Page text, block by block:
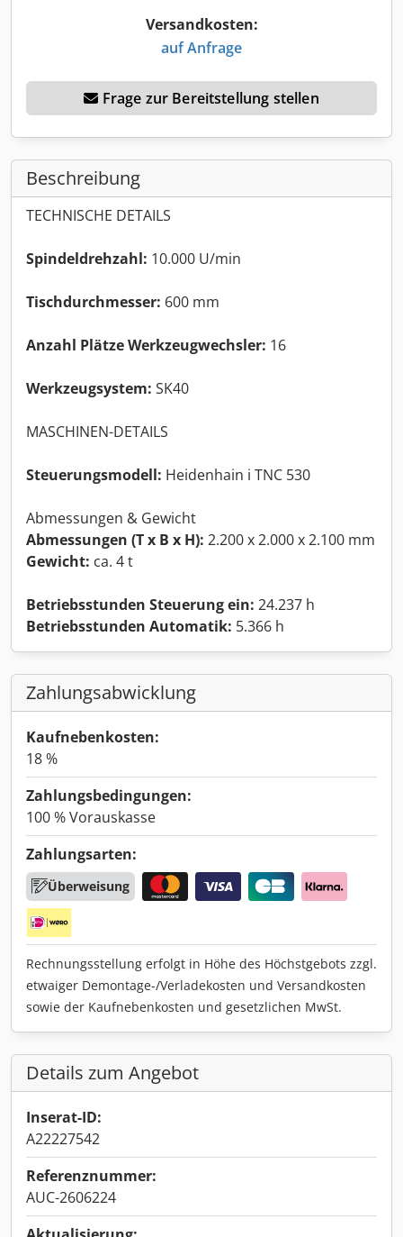
Versandkosten:
auf Anfrage
Frage zur Bereitstellung stellen
Beschreibung
TECHNISCHE DETAILS
Spindeldrehzahl: 10.000 U/min
Tischdurchmesser: 600 mm
Anzahl Plätze Werkzeugwechsler: 16
Werkzeugsystem: SK40
MASCHINEN-DETAILS
Steuerungsmodell: Heidenhain i TNC 530
Abmessungen & Gewicht
Abmessungen (T x B x H): 2.200 x 2.000 x 2.100 mm
Gewicht: ca. 4 t
Betriebsstunden Steuerung ein: 24.237 h
Betriebsstunden Automatik: 5.366 h
Zahlungsabwicklung
Kaufnebenkosten:
18 %
Zahlungsbedingungen:
100 % Vorauskasse
Zahlungsarten:
Überweisung
Rechnungsstellung erfolgt in Höhe des Höchstgebots zzgl.
etwaiger Demontage-/Verladekosten und Versandkosten
sowie der Kaufnebenkosten und gesetzlichen MwSt.
Details zum Angebot
Inserat-ID:
A22227542
Referenznummer:
AUC-2606224